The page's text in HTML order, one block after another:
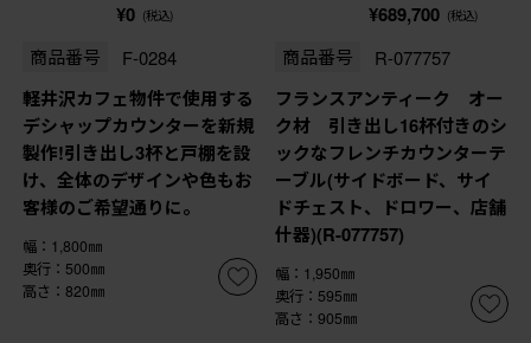
¥0 (税込)
商品番号 F-0284
軽井沢カフェ物件で使用する
デシャップカウンターを新規
製作!引き出し3杯と戸棚を設
け、全体のデザインや色もお
客様のご希望通りに。
幅：1,800㎜
奥行：500㎜
高さ：820㎜
¥689,700 (税込)
商品番号 R-077757
フランスアンティーク オー
ク材 引き出し16杯付きのシ
ックなフレンチカウンターテ
ーブル(サイドボード、サイ
ドチェスト、ドロワー、店舗
什器)(R-077757)
幅：1,950㎜
奥行：595㎜
高さ：905㎜